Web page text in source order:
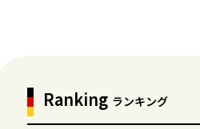
Ranking ランキング